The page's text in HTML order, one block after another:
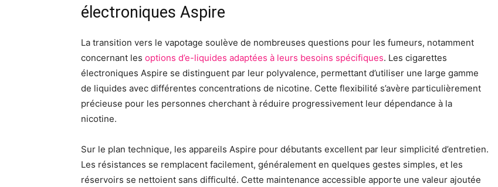
électroniques Aspire
La transition vers le vapotage soulève de nombreuses questions pour les fumeurs, notamment
concernant les options d’e-liquides adaptées à leurs besoins spécifiques. Les cigarettes
électroniques Aspire se distinguent par leur polyvalence, permettant d’utiliser une large gamme
de liquides avec différentes concentrations de nicotine. Cette flexibilité s’avère particulièrement
précieuse pour les personnes cherchant à réduire progressivement leur dépendance à la
nicotine.
Sur le plan technique, les appareils Aspire pour débutants excellent par leur simplicité d’entretien.
Les résistances se remplacent facilement, généralement en quelques gestes simples, et les
réservoirs se nettoient sans difficulté. Cette maintenance accessible apporte une valeur ajoutée